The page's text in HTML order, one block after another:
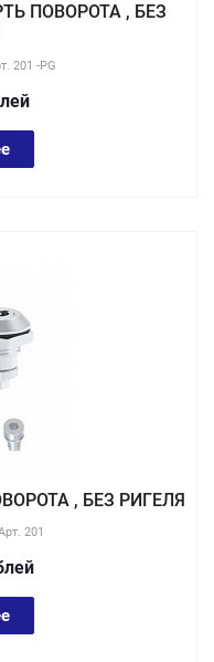
ПОВОРОТА , БЕЗ
201 -PG
лей
, БЕЗ РИГЕЛЯ
201
лей